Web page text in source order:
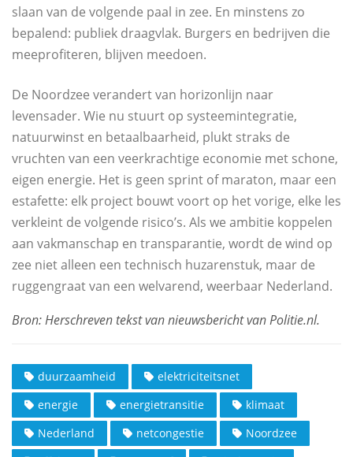
slaan van de volgende paal in zee. En minstens zo
bepalend: publiek draagvlak. Burgers en bedrijven die
meeprofiteren, blijven meedoen.
De Noordzee verandert van horizonlijn naar
levensader. Wie nu stuurt op systeemintegratie,
natuurwinst en betaalbaarheid, plukt straks de
vruchten van een veerkrachtige economie met schone,
eigen energie. Het is geen sprint of maraton, maar een
estafette: elk project bouwt voort op het vorige, elke les
verkleint de volgende risico’s. Als we ambitie koppelen
aan vakmanschap en transparantie, wordt de wind op
zee niet alleen een technisch huzarenstuk, maar de
ruggengraat van een welvarend, weerbaar Nederland.
duurzaamheid
elektriciteitsnet
energie
energietransitie
klimaat
Nederland
netcongestie
Noordzee